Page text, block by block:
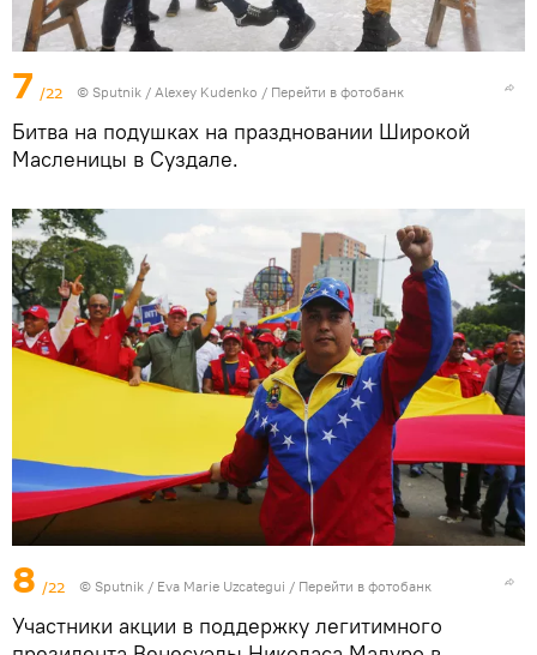
7 /22 © Sputnik / Alexey Kudenko / Перейти в фотобанк
Битва на подушках на праздновании Широкой
Масленицы в Суздале.
8 /22 © Sputnik / Eva Marie Uzcategui / Перейти в фотобанк
Участники акции в поддержку легитимного